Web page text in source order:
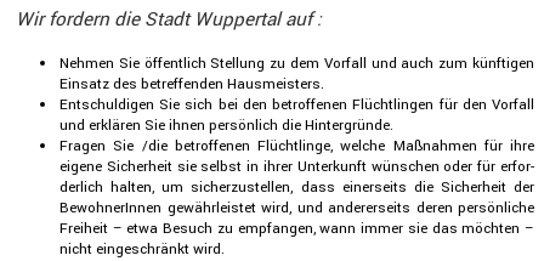
Wir fordern die Stadt Wuppertal auf :
Nehmen Sie öffent­lich Stellung zu dem Vorfall und auch zum künftigen
Einsatz des betref­fenden Hausmeis­ters.
Entschul­digen Sie sich bei den betrof­fenen Flücht­lingen für den Vorfall
und erklären Sie ihnen persön­lich die Hinter­gründe.
Fragen Sie /die betrof­fenen Flücht­linge, welche Maßnahmen für ihre
eigene Sicher­heit sie selbst in ihrer Unter­kunft wünschen oder für erfor­
der­lich halten, um sicher­zu­stellen, dass einer­seits die Sicher­heit der
Bewoh­ne­rInnen gewähr­leistet wird, und anderer­seits deren persön­liche
Freiheit – etwa Besuch zu empfangen, wann immer sie das möchten –
nicht einge­schränkt wird.